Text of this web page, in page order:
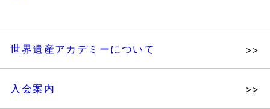
世界遺産アカデミーについて
入会案内